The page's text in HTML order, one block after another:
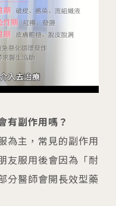
有副作用嗎？
為主，常見的副作用
友服用後會因為「耐
分醫師會開長效型藥